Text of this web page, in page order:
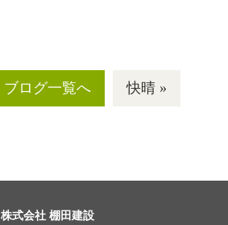
ブログ一覧へ 快晴 »
株式会社 棚田建設